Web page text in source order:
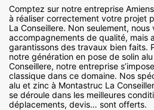
Comptez sur notre entreprise
à réaliser correctement votre projet
La Conseillere. Non seulement,
accompagnements de qualité, mais
garantissons des travaux bien faits.
notre génération en pose de solin
Conseillere, notre entreprise
classique dans ce domaine. Nos
alu et zinc à Montastruc La
se déroule dans les meilleures
déplacements, devis… sont offerts.